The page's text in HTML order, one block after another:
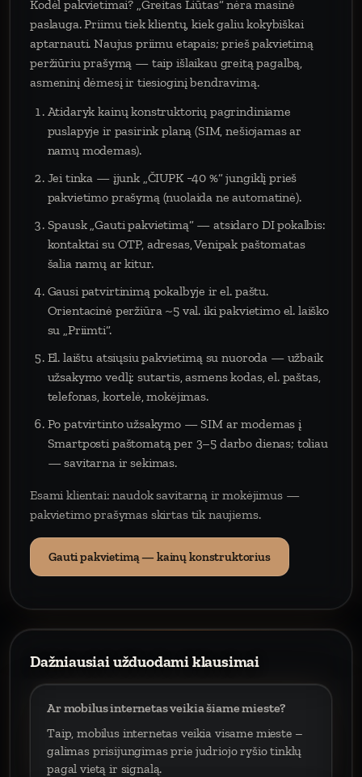
Kodėl pakvietimai? „Greitas Liūtas“ nėra masinė
paslauga. Priimu tiek klientų, kiek galiu kokybiškai
aptarnauti. Naujus priimu etapais; prieš pakvietimą
peržiūriu prašymą — taip išlaikau greitą pagalbą,
asmeninį dėmesį ir tiesioginį bendravimą.
Atidaryk kainų konstruktorių pagrindiniame
puslapyje ir pasirink planą (SIM, nešiojamas ar
namų modemas).
Jei tinka — įjunk „ČIUPK −40 %“ jungiklį prieš
pakvietimo prašymą (nuolaida ne automatinė).
Spausk „Gauti pakvietimą“ — atsidaro DI pokalbis:
kontaktai su OTP, adresas, Venipak paštomatas
šalia namų ar kitur.
Gausi patvirtinimą pokalbyje ir el. paštu.
Orientacinė peržiūra ~5 val. iki pakvietimo el. laiško
su „Priimti“.
El. laištu atsiųsiu pakvietimą su nuoroda — užbaik
užsakymo vedlį: sutartis, asmens kodas, el. paštas,
telefonas, kortelė, mokėjimas.
Po patvirtinto užsakymo — SIM ar modemas į
Smartposti paštomatą per 3–5 darbo dienas; toliau
— savitarna ir sekimas.
Esami klientai: naudok savitarną ir mokėjimus —
pakvietimo prašymas skirtas tik naujiems.
Gauti pakvietimą — kainų konstruktorius
Dažniausiai užduodami klausimai
Ar mobilus internetas veikia šiame mieste?
Taip, mobilus internetas veikia visame mieste –
galimas prisijungimas prie judriojo ryšio tinklų
pagal vietą ir signalą.